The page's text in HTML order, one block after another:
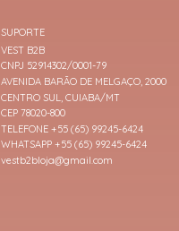
SUPORTE
VEST B2B
CNPJ 52914302/0001-79
AVENIDA BARÃO DE MELGAÇO, 2000
CENTRO SUL, CUIABA/MT
CEP 78020-800
TELEFONE +55 (65) 99245-6424
WHATSAPP +55 (65) 99245-6424
vestb2bloja@gmail.com